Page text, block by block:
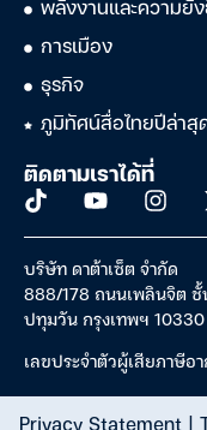
พลังงานและความยั่
การเมือง
ธุรกิจ
ภูมิทัศน์สื่อไทยปีล่าสุ
ติดตามเราได้ที่
บริษัท ดาต้าเซ็ต จำกัด
888/178 ถนนเพลินจิต ชั้
ปทุมวัน กรุงเทพฯ 10330
เลขประจำตัวผู้เสียภาษี
Privacy Statement|